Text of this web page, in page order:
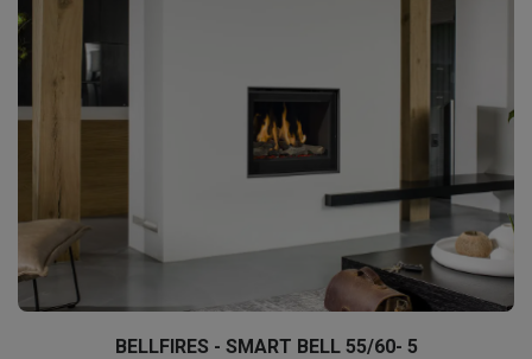
BELLFIRES - SMART BELL 55/60- 5